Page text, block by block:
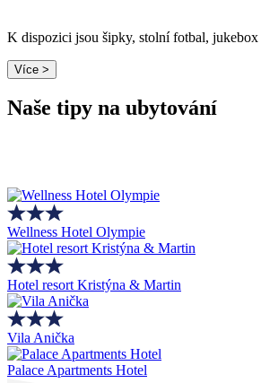
K dispozici jsou šipky, stolní fotbal,
Více >
Naše tipy na ubytování
Wellness Hotel Olympie
Hotel resort Kristýna & Martin
Vila Anička
Palace Apartments Hotel